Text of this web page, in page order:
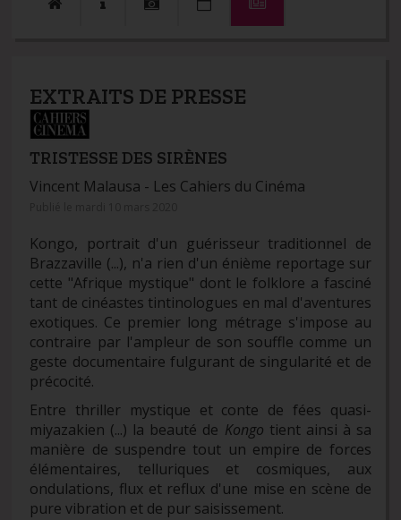
EXTRAITS DE PRESSE
TRISTESSE DES SIRÈNES
Vincent Malausa - Les Cahiers du Cinéma
Kongo, portrait d'un guérisseur traditionnel de
Brazzaville (...), n'a rien d'un énième reportage sur
cette "Afrique mystique" dont le folklore a fasciné
tant de cinéastes tintinologues en mal d'aventures
exotiques. Ce premier long métrage s'impose au
contraire par l'ampleur de son souffle comme un
geste documentaire fulgurant de singularité et de
précocité.
Entre thriller mystique et conte de fées quasi-
miyazakien (...) la beauté de Kongo tient ainsi à sa
manière de suspendre tout un empire de forces
élémentaires, telluriques et cosmiques, aux
ondulations, flux et reflux d'une mise en scène de
pure vibration et de pur saisissement.